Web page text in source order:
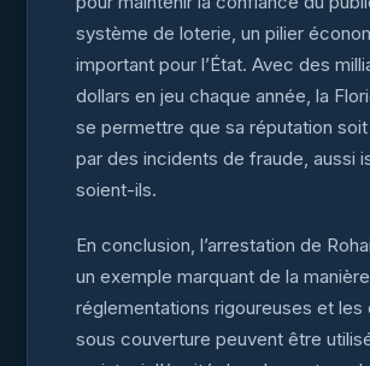
système de loterie, un pilier
important pour l’État. Avec des
dollars en jeu chaque année, la
se permettre que sa réputation
par des incidents de fraude, aussi
soient-ils.
En conclusion, l’arrestation de
un exemple marquant de la
réglementations rigoureuses et les
sous couverture peuvent être